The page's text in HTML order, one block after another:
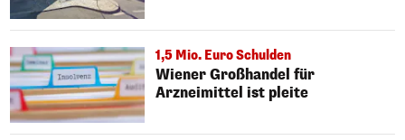
1,5 Mio. Euro Schulden
Wiener Großhandel für
Arzneimittel ist pleite